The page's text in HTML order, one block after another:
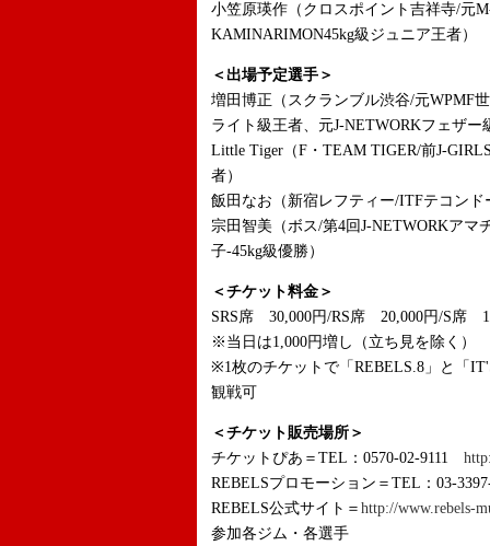
小笠原瑛作（クロスポイント吉祥寺/元
KAMINARIMON45kg級ジュニア王者）
＜出場予定選手＞
増田博正（スクランブル渋谷/元WPMF
ライト級王者、元J-NETWORKフェザー
Little Tiger（F・TEAM TIGER/前J-
者）
飯田なお（新宿レフティー/ITFテコンド
宗田智美（ボス/第4回J-NETWORKアマ
子-45kg級優勝）
＜チケット料金＞
SRS席 30,000円/RS席 20,000円/S席
※当日は1,000円増し（立ち見を除く）
※1枚のチケットで「REBELS.8」と「
観戦可
＜チケット販売場所＞
チケットぴあ＝TEL：0570-02-9111
REBELSプロモーション＝TEL：03-
REBELS公式サイト＝ http://www.rebels-
参加各ジム・各選手